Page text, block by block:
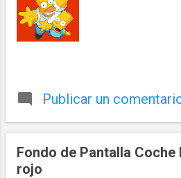
Publicar un
Fondo de Pantalla Coche
rojo